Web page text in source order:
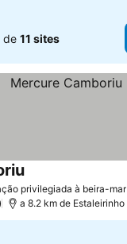
de 11 sites
privilegiada à beira-mar
a 8.2 km de Estaleirinho